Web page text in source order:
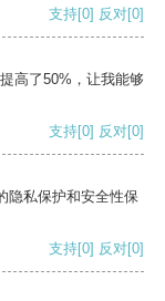
支持[0] 反对[0]
高了50%，让我能够
支持[0] 反对[0]
隐私保护和安全性保
支持[0] 反对[0]